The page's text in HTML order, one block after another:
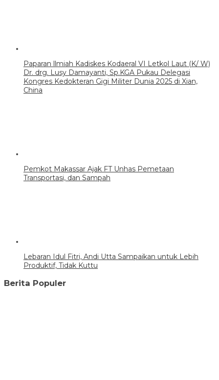
Paparan llmiah Kadiskes Kodaeral VI Letkol Laut (K/ W)
Dr. drg. Lusy Damayanti, Sp.KGA Pukau Delegasi
Kongres Kedokteran Gigi Militer Dunia 2025 di Xian,
China
Pemkot Makassar Ajak FT Unhas Pemetaan
Transportasi, dan Sampah
Lebaran Idul Fitri, Andi Utta Sampaikan untuk Lebih
Produktif, Tidak Kuttu
Berita Populer